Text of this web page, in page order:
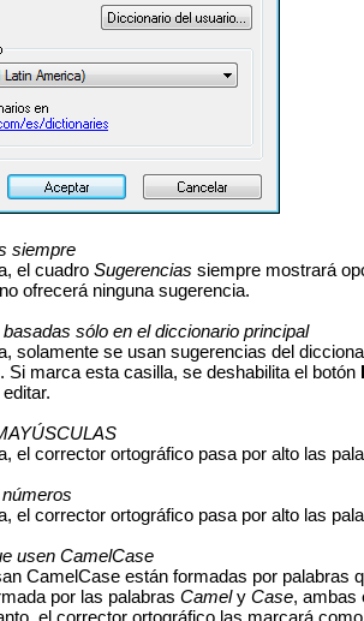
siempre
el cuadro Sugerencias siempre mostrará
ofrecerá ninguna sugerencia.
sólo en el diccionario principal
solamente se usan sugerencias del
Si marca esta casilla, se deshabilita el botón
el corrector ortográfico pasa por alto las
el corrector ortográfico pasa por alto las
usen CamelCase
CamelCase están formadas por
por las palabras Camely Case, ambas